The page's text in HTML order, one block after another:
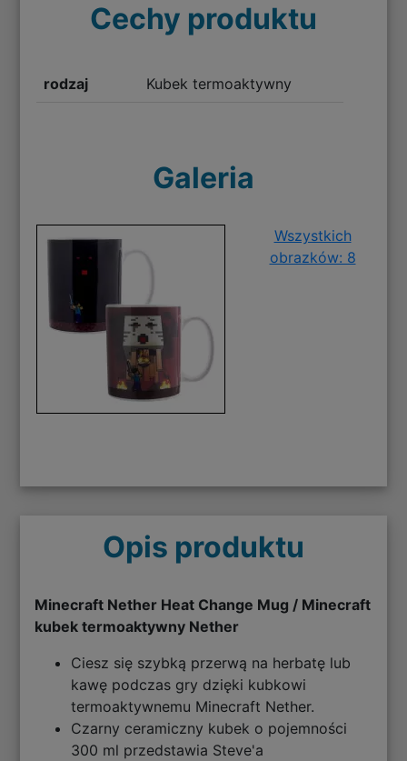
Cechy produktu
rodzaj Kubek termoaktywny
Galeria
Wszystkich
obrazków: 8
Opis produktu
Minecraft Nether Heat Change Mug / Minecraft
kubek termoaktywny Nether
Ciesz się szybką przerwą na herbatę lub
kawę podczas gry dzięki kubkowi
termoaktywnemu Minecraft Nether.
Czarny ceramiczny kubek o pojemności
300 ml przedstawia Steve'a